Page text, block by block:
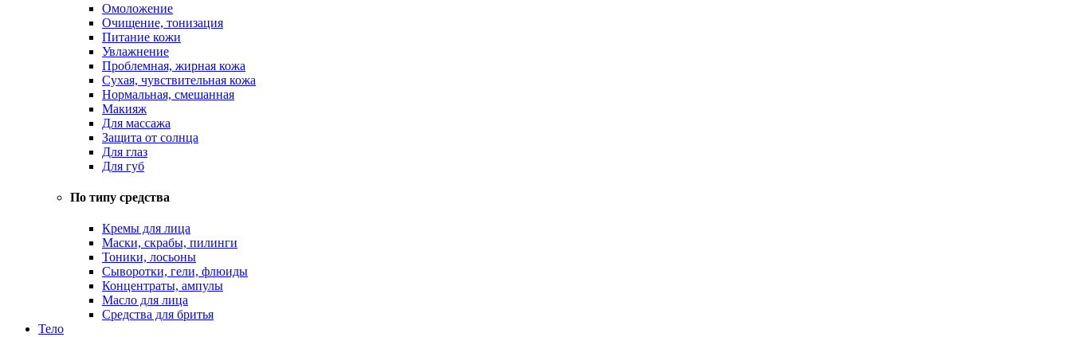
Омоложение
Очищение, тонизация
Питание кожи
Увлажнение
Проблемная, жирная кожа
Сухая, чувствительная кожа
Нормальная, смешанная
Макияж
Для массажа
Защита от солнца
Для глаз
Для губ
По типу средства
Кремы для лица
Маски, скрабы, пилинги
Тоники, лосьоны
Сыворотки, гели, флюиды
Концентраты, ампулы
Масло для лица
Средства для бритья
Тело